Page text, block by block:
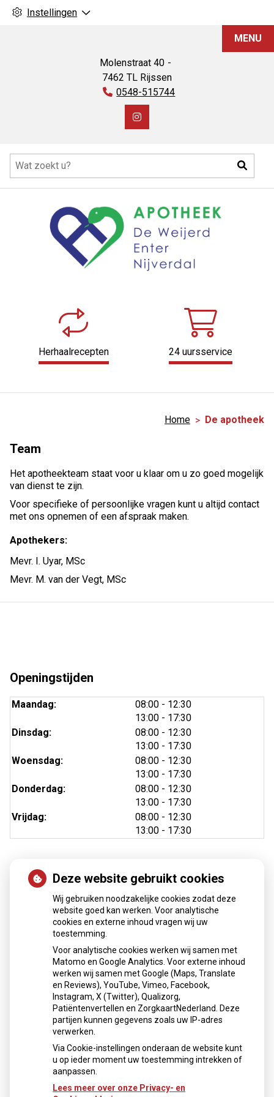
Instellingen
Molenstraat40
7462 TL Rijssen
Tel:
0548-515744
Bezoek
Instagram
MENU
Herhaalrecepten 24 uursservice
Home De apotheek
Team
Het apotheekteam staat voor u klaar om u zo goed mogelijk
van dienst te zijn.
Voor specifieke of persoonlijke vragen kunt u altijd contact
met ons opnemen of een afspraak maken.
Apothekers:
Mevr. I. Uyar, MSc
Mevr. M. van der Vegt, MSc
Openingstijden
Maandag: 08:00 tot
- 12:30
13:00 tot
- 17:30
Dinsdag:
08:00 tot
- 12:30
13:00 tot
- 17:30
Woensdag:
08:00 tot
- 12:30
13:00 tot
- 17:30
Donderdag:
08:00 tot
- 12:30
13:00 tot
- 17:30
Vrijdag:
08:00 tot
- 12:30
13:00 tot
- 17:30
Nieuws
Sinds huisartsen afslankmedicijnen mogen voorschrijven,
neemt gebruik toe
Schurft sinds corona geen vergeten ziekte meer: aantal
uitbraken fors gestegen
Stoppen met afslankmedicijnen betekent zonder
leefstijlaanpassingen weer gewichtstoename
Kookadvies drinkwater in provincie Utrecht vanwege
besmetting
Terugroepactie babyvoeding Nestlé: bacterie kan baby’s
ziek maken
Deze website gebruikt cookies
Wij gebruiken noodzakelijke cookies zodat deze
website goed kan werken. Voor analytische
cookies en externe inhoud vragen wij uw
toestemming.
Voor analytische cookies werken wij samen met
Matomo en Google Analytics. Voor externe inhoud
werken wij samen met Google (Maps, Translate
en Reviews), YouTube, Vimeo, Facebook,
Instagram, X (Twitter), Qualizorg,
Patiëntenvertellen en ZorgkaartNederland. Deze
partijen kunnen gegevens zoals uw IP-adres
verwerken.
Via Cookie-instellingen onderaan de website kunt
u op ieder moment uw toestemming intrekken of
aanpassen.
Lees meer over onze Privacy- en